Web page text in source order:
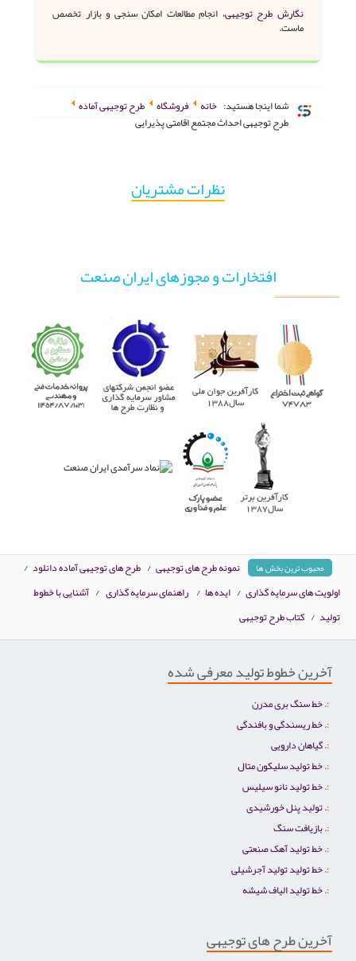
نگارش طرح توجیهی، انجام مطالعات امکان سنجی و بازار تخصص
ماست.
شما اینجا هستید: خانه فروشگاه طرح توجیهی آماده
طرح توجیهی احداث مجتمع اقامتی پذیرایی
نظرات مشتریان
افتخارات و مجوزهای ایران صنعت
محبوب ترین بخش ها نمونه طرح های توجیهی / طرح های توجیهی آماده دانلود /
اولویت های سرمایه گذاری / ایده ها / راهنمای سرمایه گذاری / آشنایی با خطوط
تولید / کتاب طرح توجیهی
آخرین خطوط تولید معرفی شده
خط سنگ بری مدرن
خط ریسندگی و بافندگی
گیاهان دارویی
خط تولید سلیکون متال
خط تولید نانو سیلیس
تولید پنل خورشیدی
بازیافت سنگ
خط تولید آهک صنعتی
خط تولید تولید آجرشیلی
خط تولید الیاف شیشه
آخرین طرح های توجیهی